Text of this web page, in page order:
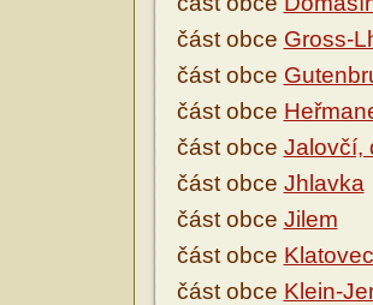
část obce Gross-
část obce
část obce
část obce Jalovčí,
část obce Jhlavka
část obce Jilem
část obce Klatovec
část obce Klein-